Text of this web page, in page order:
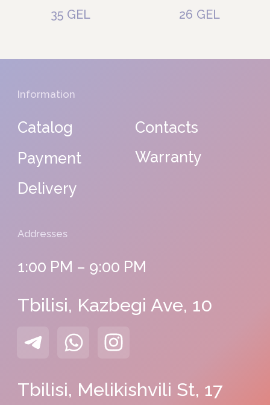
35 GEL 26 GEL
Catalog
1:00 PM – 9:00 PM
Tbilisi, Kazbegi Ave, 10
Tbilisi, Melikishvili St, 17